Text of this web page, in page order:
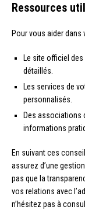
Ressources
Pour vous aider dans
Le site officiel
détaillés.
Les services de
personnalisés.
Des associations
informations
En suivant ces
assurez d’une
pas que la
vos relations avec
n’hésitez pas à